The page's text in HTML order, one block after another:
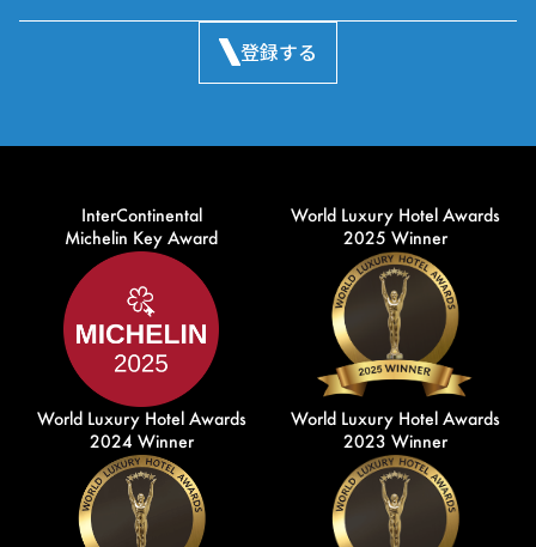
登録する
InterContinental
Michelin Key Award
World Luxury Hotel Awards
2025 Winner
World Luxury Hotel Awards
2024 Winner
World Luxury Hotel Awards
2023 Winner